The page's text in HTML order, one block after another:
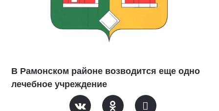
В Рамонском районе возводится еще одно
лечебное учреждение